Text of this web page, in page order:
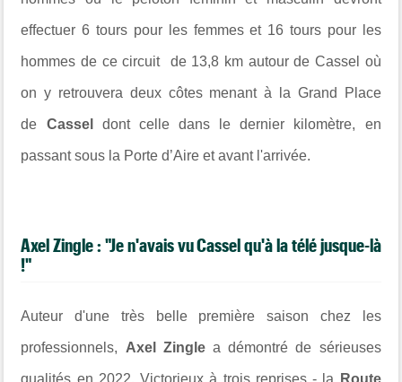
effectuer 6 tours pour les femmes et 16 tours pour les
hommes de ce circuit de 13,8 km autour de Cassel où
on y retrouvera deux côtes menant à la Grand Place
de Cassel dont celle dans le dernier kilomètre, en
passant sous la Porte d’Aire et avant l'arrivée.
Axel Zingle : "Je n'avais vu Cassel qu'à la télé jusque-là
!"
Auteur d'une très belle première saison chez les
professionnels, Axel Zinglea démontré de sérieuses
qualités en 2022. Victorieux à trois reprises - la Route